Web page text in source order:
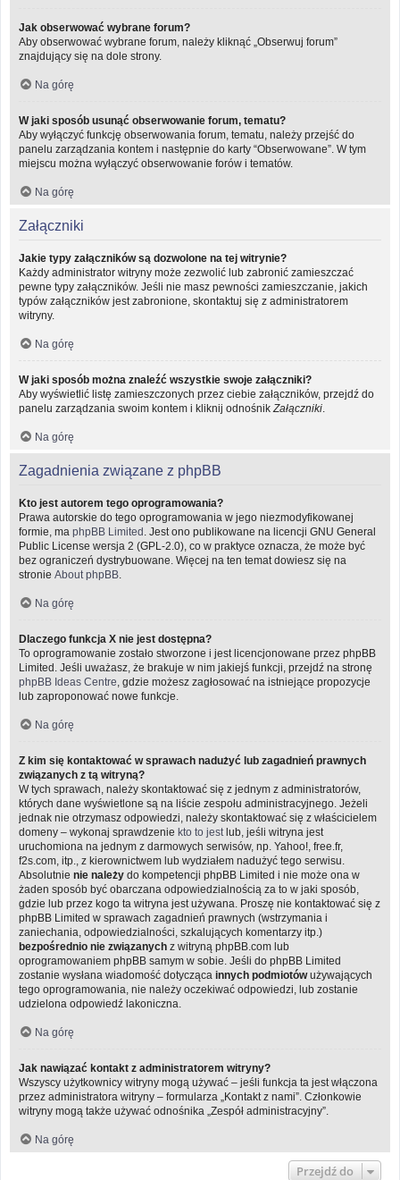
Jak obserwować wybrane forum?
Aby obserwować wybrane forum, należy kliknąć „Obserwuj forum”
znajdujący się na dole strony.
Na górę
W jaki sposób usunąć obserwowanie forum, tematu?
Aby wyłączyć funkcję obserwowania forum, tematu, należy przejść do
panelu zarządzania kontem i następnie do karty “Obserwowane”. W tym
miejscu można wyłączyć obserwowanie forów i tematów.
Na górę
Załączniki
Jakie typy załączników są dozwolone na tej witrynie?
Każdy administrator witryny może zezwolić lub zabronić zamieszczać
pewne typy załączników. Jeśli nie masz pewności zamieszczanie, jakich
typów załączników jest zabronione, skontaktuj się z administratorem
witryny.
Na górę
W jaki sposób można znaleźć wszystkie swoje załączniki?
Aby wyświetlić listę zamieszczonych przez ciebie załączników, przejdź do
panelu zarządzania swoim kontem i kliknij odnośnik Załączniki
Na górę
Zagadnienia związane z phpBB
Kto jest autorem tego oprogramowania?
Prawa autorskie do tego oprogramowania w jego niezmodyfikowanej
formie, ma phpBB Limited . Jest ono publikowane na licencji GNU General
Public License wersja 2 (GPL-2.0), co w praktyce oznacza, że może być
bez ograniczeń dystrybuowane. Więcej na ten temat dowiesz się na
stronie About phpBB
Na górę
Dlaczego funkcja X nie jest dostępna?
To oprogramowanie zostało stworzone i jest licencjonowane przez phpBB
Limited. Jeśli uważasz, że brakuje w nim jakiejś funkcji, przejdź na stronę
phpBB Ideas Centre , gdzie możesz zagłosować na istniejące propozycje
lub zaproponować nowe funkcje.
Na górę
Z kim się kontaktować w sprawach nadużyć lub zagadnień prawnych
związanych z tą witryną?
W tych sprawach, należy skontaktować się z jednym z administratorów,
których dane wyświetlone są na liście zespołu administracyjnego. Jeżeli
jednak nie otrzymasz odpowiedzi, należy skontaktować się z właścicielem
domeny – wykonaj sprawdzenie kto to jest lub, jeśli witryna jest
uruchomiona na jednym z darmowych serwisów, np. Yahoo!, free.fr,
f2s.com, itp., z kierownictwem lub wydziałem nadużyć tego serwisu.
Absolutnie nie należy do kompetencji phpBB Limited i nie może ona w
żaden sposób być obarczana odpowiedzialnością za to w jaki sposób,
gdzie lub przez kogo ta witryna jest używana. Proszę nie kontaktować się z
phpBB Limited w sprawach zagadnień prawnych (wstrzymania i
zaniechania, odpowiedzialności, szkalujących komentarzy itp.)
bezpośrednio nie związanych z witryną phpBB.com lub
oprogramowaniem phpBB samym w sobie. Jeśli do phpBB Limited
zostanie wysłana wiadomość dotycząca innych podmiotówużywających
tego oprogramowania, nie należy oczekiwać odpowiedzi, lub zostanie
udzielona odpowiedź lakoniczna.
Na górę
Jak nawiązać kontakt z administratorem witryny?
Wszyscy użytkownicy witryny mogą używać – jeśli funkcja ta jest włączona
przez administratora witryny – formularza „Kontakt z nami”. Członkowie
witryny mogą także używać odnośnika „Zespół administracyjny”.
Na górę
Przejdź do